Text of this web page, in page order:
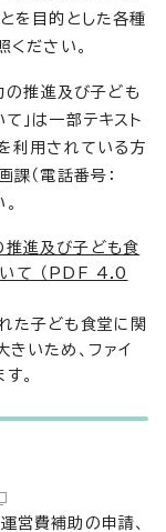
を目的とした各種
ください。
の推進及び子ども
」は一部テキスト
利用されている方
（電話番号：
推進及び子ども食
いて （PDF 4.0
子ども食堂に関
きいため、ファイ
。
営費補助の申請、